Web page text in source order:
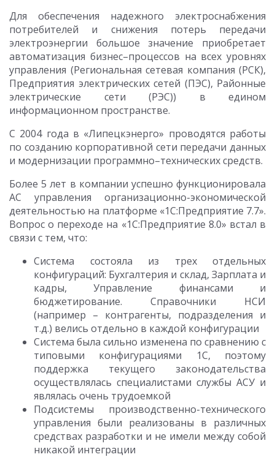
Для обеспечения надежного электроснабжения
потребителей и снижения потерь передачи
электроэнергии большое значение приобретает
автоматизация бизнес–процессов на всех уровнях
управления (Региональная сетевая компания (РСК),
Предприятия электрических сетей (ПЭС), Районные
электрические сети (РЭС)) в едином
информационном пространстве.
С 2004 года в «Липецкэнерго» проводятся работы
по созданию корпоративной сети передачи данных
и модернизации программно–технических средств.
Более 5 лет в компании успешно функционировала
АС управления организационно-экономической
деятельностью на платформе «1С:Предприятие 7.7».
Вопрос о переходе на «1С:Предприятие 8.0» встал в
связи с тем, что:
Система состояла из трех отдельных
конфигураций: Бухгалтерия и склад, Зарплата и
кадры, Управление финансами и
бюджетирование. Справочники НСИ
(например – контрагенты, подразделения и
т.д.) велись отдельно в каждой конфигурации
Система была сильно изменена по сравнению с
типовыми конфигурациями 1С, поэтому
поддержка текущего законодательства
осуществлялась специалистами службы АСУ и
являлась очень трудоемкой
Подсистемы производственно-технического
управления были реализованы в различных
средствах разработки и не имели между собой
никакой интеграции